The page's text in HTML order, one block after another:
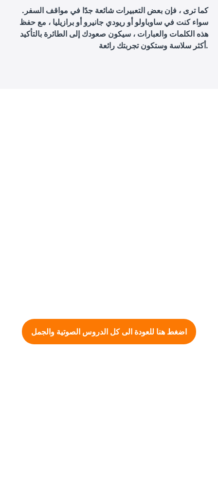
كما ترى ، فإن بعض التعبيرات شائعة جدًا في مواقف السفر.
سواء كنت في ساوباولو أو ريودي جانيرو أو برازيليا ، مع حفظ
هذه الكلمات والعبارات ، سيكون صعودك إلى الطائرة بالتأكيد
أكثر سلاسة وستكون تجربتك رائعة.
اضغط هنا للعودة الى كل الدروس الصوتية والجمل